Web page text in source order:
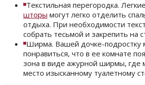
Текстильная перегородка.
шторы могут легко отделить
отдыха. При необходимости
собрать тесьмой и закрепить на
Ширма. Вашей дочке-подростку
понравиться, что в ее комнате
зона в виде ажурной ширмы, где
место изысканному туалетному